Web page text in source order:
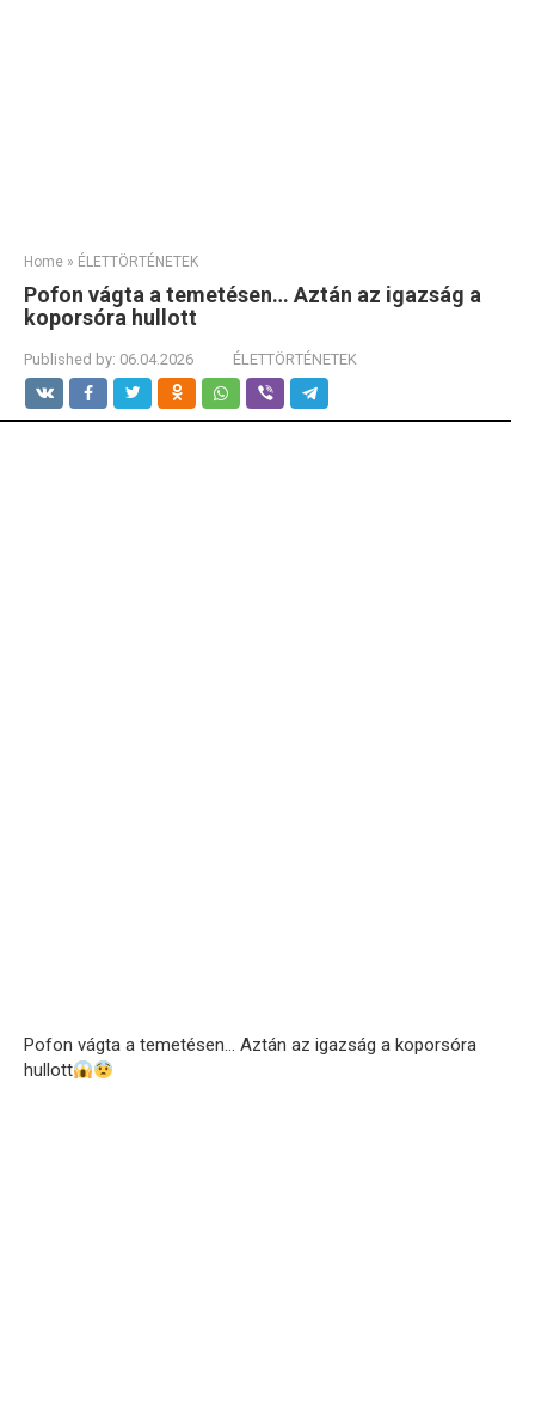
Home » ÉLETTÖRTÉNETEK
Pofon vágta a temetésen… Aztán az igazság a
koporsóra hullott
Published by: 06.04.2026 ÉLETTÖRTÉNETEK
Pofon vágta a temetésen… Aztán az igazság a koporsóra
hullott